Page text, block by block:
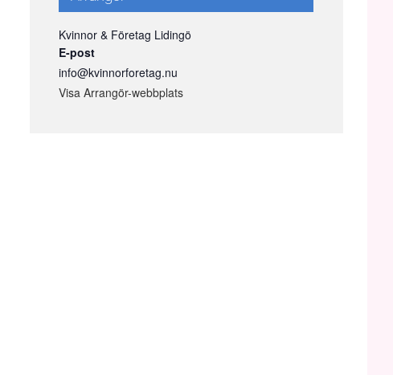
Kvinnor & Företag Lidingö
E-post
info@kvinnorforetag.nu
Visa Arrangör-webbplats